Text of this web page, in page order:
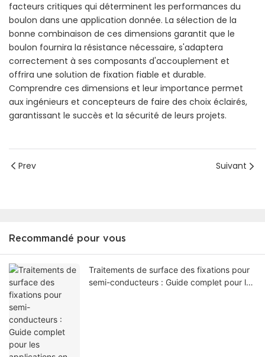
facteurs critiques qui déterminent les performances du
boulon dans une application donnée. La sélection de la
bonne combinaison de ces dimensions garantit que le
boulon fournira la résistance nécessaire, s'adaptera
correctement à ses composants d'accouplement et
offrira une solution de fixation fiable et durable.
Comprendre ces dimensions et leur importance permet
aux ingénieurs et concepteurs de faire des choix éclairés,
garantissant le succès et la sécurité de leurs projets.
Prev Suivant
Recommandé pour vous
Traitements de surface des fixations pour
semi-conducteurs : Guide complet pour les